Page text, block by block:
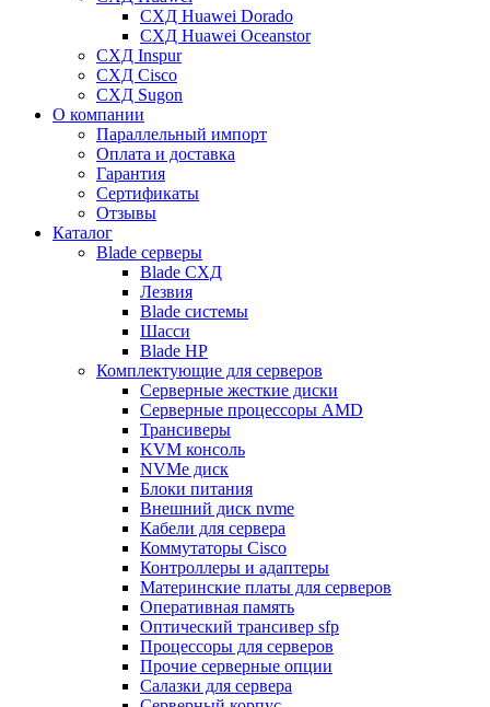
СХД Huawei Dorado
СХД Huawei Oceanstor
СХД Inspur
СХД Cisco
СХД Sugon
О компании
Параллельный импорт
Оплата и доставка
Гарантия
Сертификаты
Отзывы
Каталог
Blade серверы
Blade СХД
Лезвия
Blade системы
Шасси
Blade HP
Комплектующие для серверов
Серверные жесткие диски
Серверные процессоры AMD
Трансиверы
KVM консоль
NVMe диск
Блоки питания
Внешний диск nvme
Кабели для сервера
Коммутаторы Cisco
Контроллеры и адаптеры
Материнские платы для серверов
Оперативная память
Оптический трансивер sfp
Процессоры для серверов
Прочие серверные опции
Салазки для сервера